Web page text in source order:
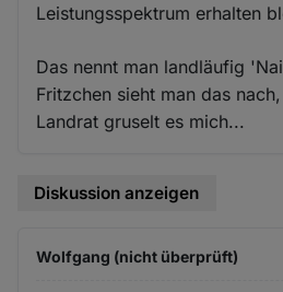
Leistungsspektrum erhalten
Das nennt man landläufig
Fritzchen sieht man das
Landrat gruselt es mich...
Diskussion anzeigen
Wolfgang (nicht überprüft)